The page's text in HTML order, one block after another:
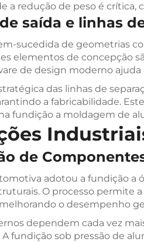
a redução de peso é crítica,
saída e linhas
sucedida de geometrias
elementos de concepção
de design moderno
das linhas de
a fabricabilidade.
fundição a moldagem de
de
adotou a fundição a
O processo permite
o desempenho
dependem cada vez
fundição sob pressão de